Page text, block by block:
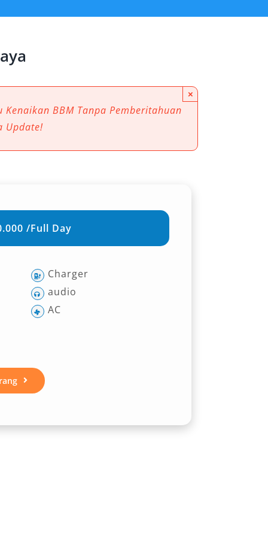
BBM Tanpa Pemberitahuan
Update!
×
/Full Day
Charger
audio
AC